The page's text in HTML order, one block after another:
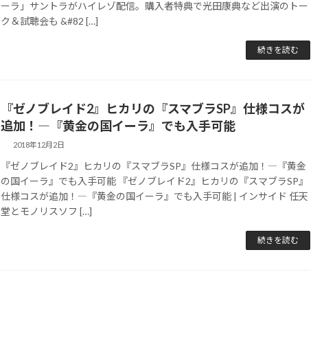
ーラ」サントラがハイレゾ配信。購入者特典で光田康典など出演のトー
ク＆試聴会も &#82 […]
続きを読む
『ゼノブレイド2』ヒカリの『スマブラSP』仕様コスが
追加！―『黄金の国イーラ』でも入手可能
2018年12月2日
『ゼノブレイド2』ヒカリの『スマブラSP』仕様コスが追加！―『黄金
の国イーラ』でも入手可能 『ゼノブレイド2』ヒカリの『スマブラSP』
仕様コスが追加！―『黄金の国イーラ』でも入手可能 | インサイド 任天
堂とモノリスソフ […]
続きを読む